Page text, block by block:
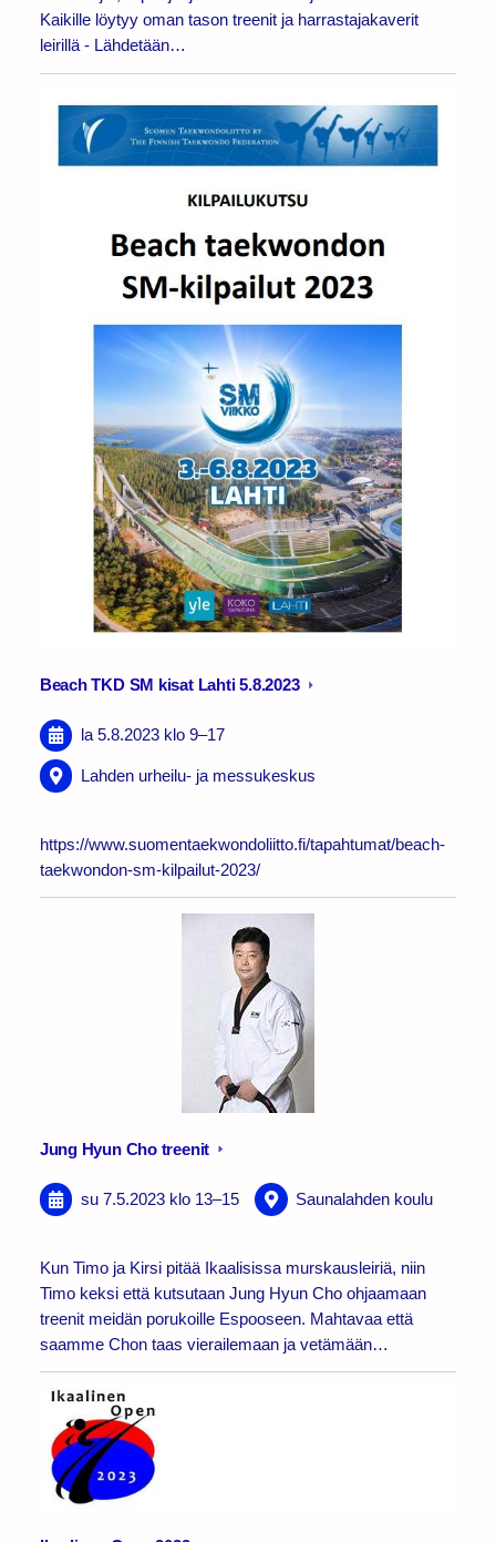
Kaikille löytyy oman tason treenit ja harrastajakaverit
leirillä - Lähdetään…
Beach TKD SM kisat Lahti 5.8.2023
la 5.8.2023 klo 9–17
Lahden urheilu- ja messukeskus
https://www.suomentaekwondoliitto.fi/tapahtumat/beach-
taekwondon-sm-kilpailut-2023/
Jung Hyun Cho treenit
su 7.5.2023 klo 13–15 Saunalahden koulu
Kun Timo ja Kirsi pitää Ikaalisissa murskausleiriä, niin
Timo keksi että kutsutaan Jung Hyun Cho ohjaamaan
treenit meidän porukoille Espooseen. Mahtavaa että
saamme Chon taas vierailemaan ja vetämään…